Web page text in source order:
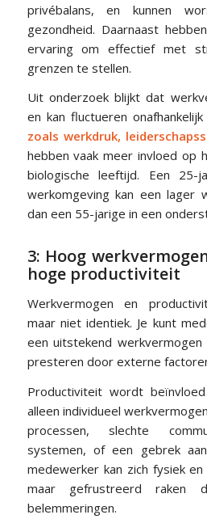
privébalans, en kunnen
gezondheid. Daarnaast
ervaring om effectief met
grenzen te stellen.
Uit onderzoek blijkt dat
en kan fluctueren
zoals werkdruk,
hebben vaak meer invloed op
biologische leeftijd. Een 25-
werkomgeving kan een lager
dan een 55-jarige in een
3: Hoog
hoge productiviteit
Werkvermogen en
maar niet identiek. Je kunt
een uitstekend
presteren door externe
Productiviteit wordt
alleen individueel
processen, slechte
systemen, of een gebrek
medewerker kan zich fysiek
maar gefrustreerd raken
belemmeringen.